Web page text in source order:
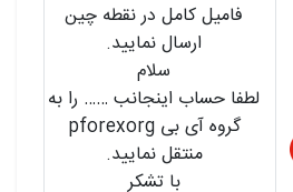
فامیل کامل در نقطه چین
ارسال نمایید.
سلام
لطفا حساب اینجانب …… را به
گروه آی بی pforexorg
منتقل نمایید.
با تشکر